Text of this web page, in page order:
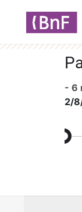
- 6
2/